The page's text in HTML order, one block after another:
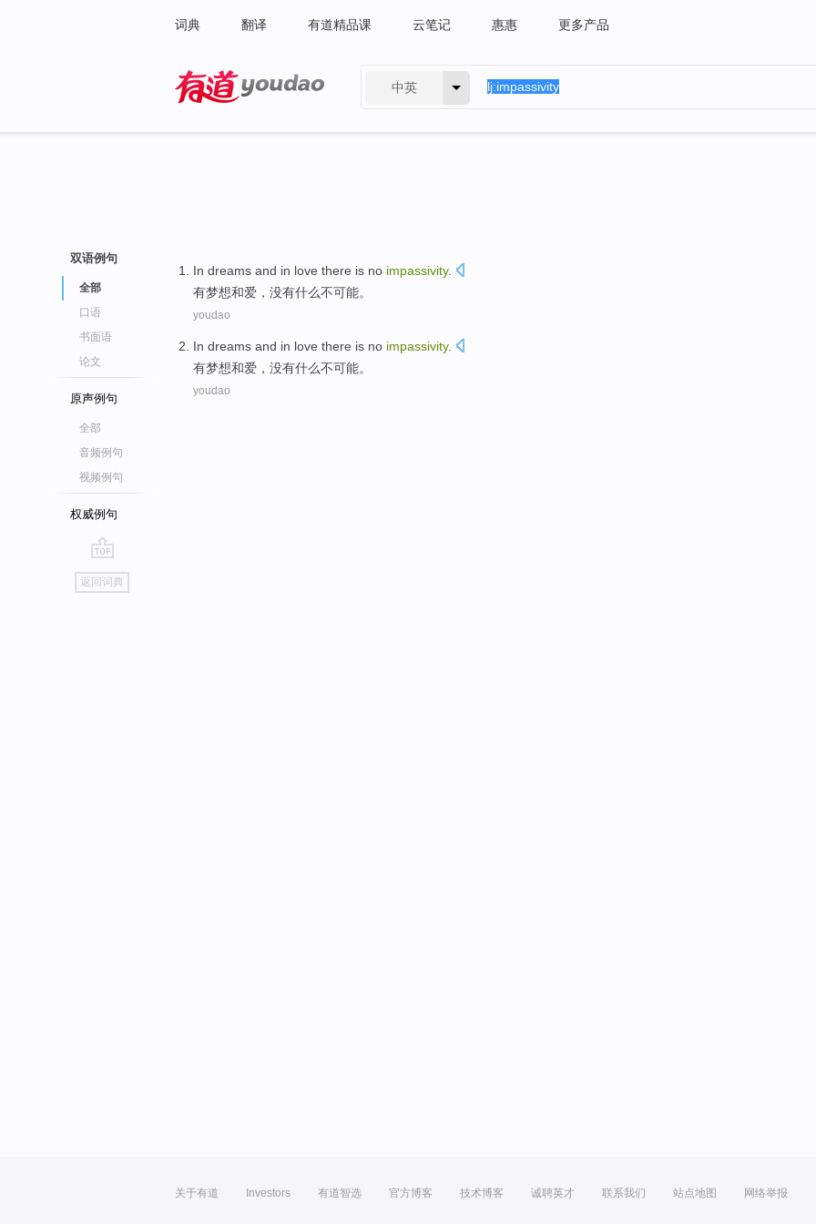
词典 翻译 有道精品课 云笔记 惠惠 更多产品
中英
双语例句
全部
口语
书面语
论文
原声例句
全部
音频例句
视频例句
权威例句
go
top
返回词典
In dreams and in love there is no impassivity.
有梦想和爱 ，没有什么不可能。
youdao
In dreams and in love there is no impassivity.
有梦想和爱 ，没有什么不可能。
youdao
关于有道 Investors 有道智选 官方博客 技术博客 诚聘英才 联系我们 站点地图 网络举报